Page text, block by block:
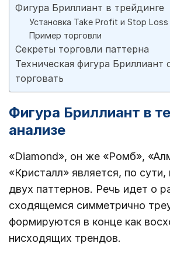
Фигура Бриллиант в трейдинге
Установка Take Profit и Stop Loss
Пример торговли
Секреты торговли паттерна
Техническая фигура Бриллиант
торговать
Фигура Бриллиант в
анализе
«Diamond», он же «Ромб»,
«Кристалл» является, по
двух паттернов. Речь идет о
сходящемся симметрично
формируются в конце как
нисходящих трендов.